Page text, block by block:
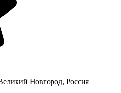
Новгород, Россия